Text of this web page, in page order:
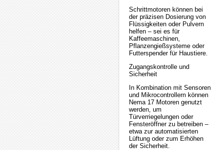
Schrittmotoren können bei
der präzisen Dosierung von
Flüssigkeiten oder Pulvern
helfen – sei es für
Kaffeemaschinen,
Pflanzengießsysteme oder
Futterspender für Haustiere.
Zugangskontrolle und
Sicherheit
In Kombination mit Sensoren
und Mikrocontrollern können
Nema 17 Motoren genutzt
werden, um
Türverriegelungen oder
Fensteröffner zu betreiben –
etwa zur automatisierten
Lüftung oder zum Erhöhen
der Sicherheit.